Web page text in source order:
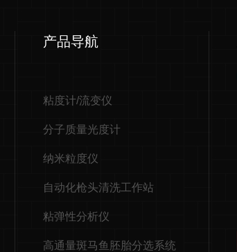
产品导航
粘度计/流变仪
分子质量光度计
纳米粒度仪
自动化枪头清洗工作站
粘弹性分析仪
高通量斑马鱼胚胎分选系统